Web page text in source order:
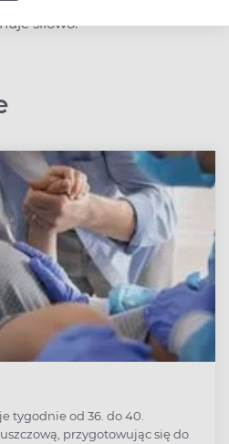
siłowo.
tygodnie od 36. do 40.
przygotowując się do